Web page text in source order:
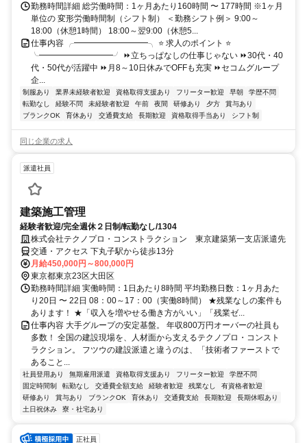
勤務時間詳細 総労働時間：1ヶ月あたり160時間 〜 177時間 ※1ヶ月
単位の 変形労働時間制（シフト制） ＜勤務シフト例＞ 9:00～
18:00（休憩1時間） 18:00～翌9:00（休憩5...
仕事内容 ╭━━━━━━━━━╮ ⭐ 求人のポイント ⭐
╰━━━━━━━━━╯ ⏩立ちっぱなしの仕事じゃない ⏩30代・40
代・50代が活躍中 ⏩月8～10日休みでOFFも充実 ⏩セコムグループ
企...
制服あり 業界未経験者歓迎 資格取得支援あり フリーター歓迎 早朝
学歴不問
転勤なし
経験不問 未経験者歓迎 午前 夜間 研修あり 夕方
賞与あり
ブランクOK
育休あり 交通費支給 長期歓迎 資格取得手当あり シフト制
同じ企業の求人
派遣社員
建築施工管理
経験者歓迎/完全週休２日制/転勤なし/1304
株式会社テクノプロ・コンストラクション 東京建築第一支店派遣先
交通・アクセス 下丸子駅から徒歩13分
月給450,000円～800,000円
東京都東京23区大田区
勤務時間詳細 実働時間：1日あたり8時間 平均勤務日数：1ヶ月あた
り20日 〜 22日 08：00～17：00（実働8時間） ★残業なしの案件も
あります！ ★「収入を増やせる働き方がいい」「残業ゼ...
仕事内容 大手グループの安定基盤。 年収800万円オーバーの社員も
多数！ 全国の建設現場を、人材面から支えるテクノプロ・コンスト
ラクション。 フツウの建設派遣と違うのは、「技術者ファーストで
あること...
社員登用あり 無期雇用派遣 資格取得支援あり フリーター歓迎
学歴不問
固定時間制
転勤なし 交通費全額支給 経験者歓迎 残業なし
有資格者歓迎
研修あり
賞与あり ブランクOK 育休あり 交通費支給 長期歓迎
長期休暇あり
土日祝休み
寮・社宅あり
正社員